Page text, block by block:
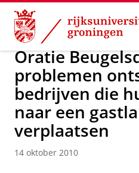
Skip
Content
Skip
Navigation
Over ons Actueel Nieuws
Oratie
problemen
bedrijven die
naar een
verplaatsen
14 oktober 2010